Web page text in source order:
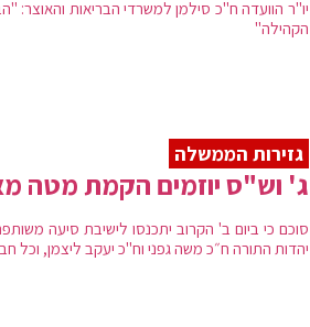
יו"ר הוועדה ח"כ סילמן למשרדי הבריאות והאוצר:
הקהילה"
גזירות הממשלה
ג' וש"ס יוזמים הקמת מטה
סוכם כי ביום ב' הקרוב יתכנסו לישיבת סיעה
יהדות התורה ח״כ משה גפני וח"כ יעקב ליצמן, וכל